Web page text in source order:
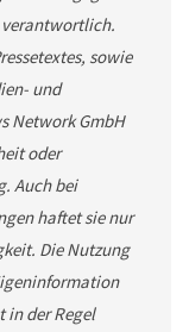
verantwortlich.
sowie
und
Network GmbH
oder
Auch bei
haftet sie nur
Die Nutzung
in der Regel